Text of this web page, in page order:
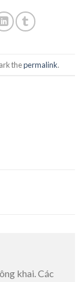
thepermalink.
khai.Các